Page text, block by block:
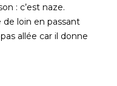
: c’est naze.
de loin en passant
allée car il donne